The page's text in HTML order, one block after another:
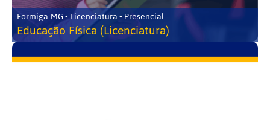
Formiga-MG • Licenciatura • Presencial
Educação Física (Licenciatura)